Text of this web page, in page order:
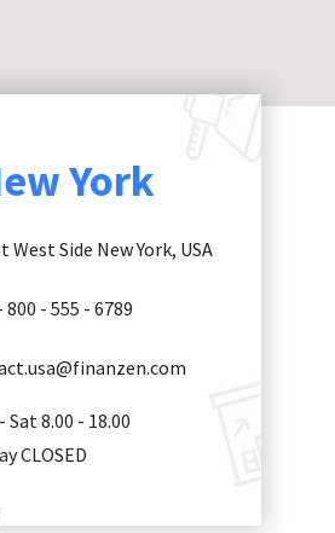
York
West Side New York, USA
800 - 555 - 6789
Sat 8.00 - 18.00
CLOSED